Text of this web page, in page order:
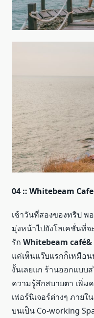
04 :: Whitebeam
เช้าวันที่สองของทริป พ
มุ่งหน้าไปยังโลเคชั่นที่
รัก Whitebeam
แค่เห็นแว๊บแรกก็เหมือ
งั้นเลยแก ร้านออกแบ
ความรู้สึกสบายตา เพิ่ม
เฟอร์นิเจอร์ต่างๆ ภาย
บนเป็น Co-working